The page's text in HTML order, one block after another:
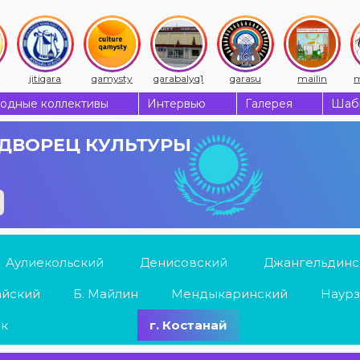
jitiqara qamysty qarabalyq1 qarasu mailin
коллективы Интервью Галерея
КУЛЬТУРЫ
Аулиекольский Денисовский
Б. Майлин Мендыкаринский
г. Костанай